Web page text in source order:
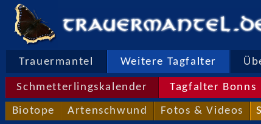
Trauermantel Weitere Tagfalter
Schmetterlingskalender Tagfalter Bonns
Biotope Artenschwund Fotos & Videos